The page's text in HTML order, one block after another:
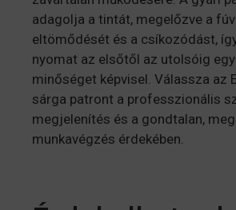
adagolja a tintát, megelőzve a
eltömődését és a csíkozódást,
nyomat az elsőtől az utolsóig
minőséget képvisel. Válassza az
sárga patront a professzionális
megjelenítés és a gondtalan,
munkavégzés érdekében.